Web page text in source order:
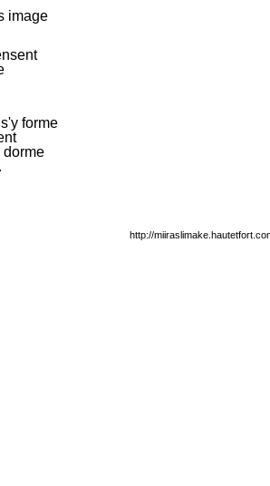
image
forme
dorme
http://